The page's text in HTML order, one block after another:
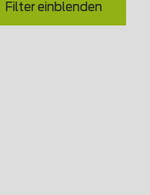
Filter einblenden